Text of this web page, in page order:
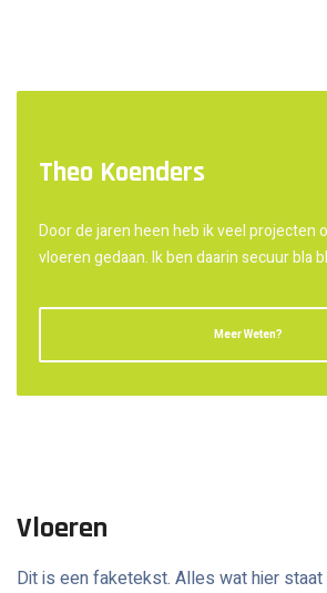
Theo Koenders
Door de jaren heen heb ik veel projecten
vloeren gedaan. Ik ben daarin secuur bla
Meer Weten?
Vloeren
Dit is een faketekst. Alles wat hier